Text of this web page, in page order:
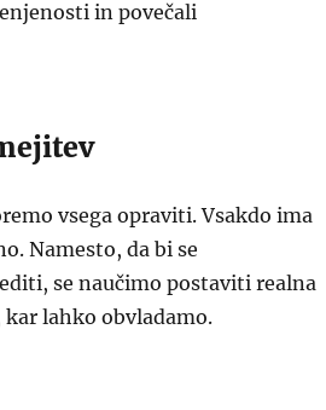
in povečali
vsega opraviti. Vsakdo ima
Namesto, da bi se
se naučimo postaviti realna
lahko obvladamo.